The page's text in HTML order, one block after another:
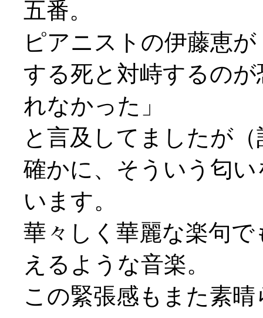
五番。
ピアニストの伊藤恵
する死と対峙するの
れなかった」
と言及してましたが
確かに、そういう匂
います。
華々しく華麗な楽句
えるような音楽。
この緊張感もまた素